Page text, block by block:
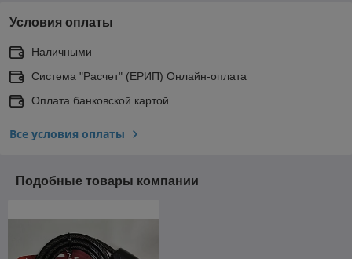
Условия оплаты
Наличными
Система "Расчет" (ЕРИП) Онлайн-оплата
Оплата банковской картой
Все условия оплаты
Подобные товары компании